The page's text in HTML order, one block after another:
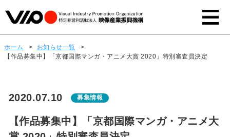
ホーム > お知らせ一覧
>
【作品募集中】「京都国際マンガ・アニメ大賞 2020」特別審査員決定
2020.07.10 募集情報
【作品募集中】「京都国際マンガ・アニメ大